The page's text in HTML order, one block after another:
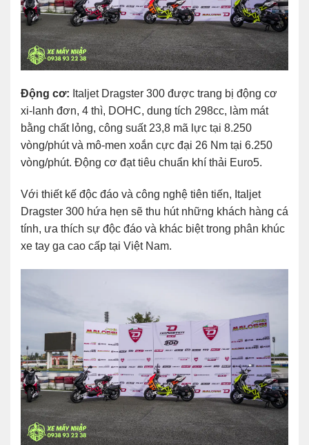
Động cơ: Italjet Dragster 300 được trang bị động cơ
xi-lanh đơn, 4 thì, DOHC, dung tích 298cc, làm mát
bằng chất lỏng, công suất 23,8 mã lực tại 8.250
vòng/phút và mô-men xoắn cực đại 26 Nm tại 6.250
vòng/phút. Động cơ đạt tiêu chuẩn khí thải Euro5.
Với thiết kế độc đáo và công nghệ tiên tiến, Italjet
Dragster 300 hứa hẹn sẽ thu hút những khách hàng cá
tính, ưa thích sự độc đáo và khác biệt trong phân khúc
xe tay ga cao cấp tại Việt Nam.